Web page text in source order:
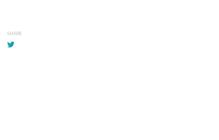
SHARE